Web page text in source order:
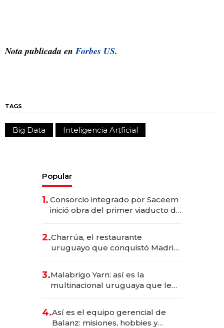
Nota publicada enForbes US.
TAGS
Big Data Inteligencia Artficial
Popular
1. Consorcio integrado por Saceem
inició obra del primer viaducto de
millones
2.Charrúa, el restaurante
uruguayo que conquistó Madrid:
anticipación y prepara apertura
3.Malabrigo Yarn: así es la
multinacional uruguaya que le
4.Así es el equipo gerencial de
Balanz: misiones, hobbies y